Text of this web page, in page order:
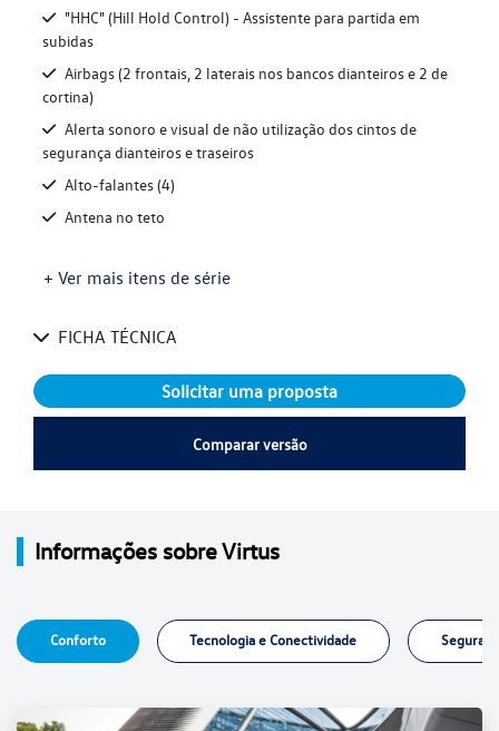
"HHC" (Hill Hold Control) - Assistente para partida em
subidas
Airbags (2 frontais, 2 laterais nos bancos dianteiros e 2 de
cortina)
Alerta sonoro e visual de não utilização dos cintos de
segurança dianteiros e traseiros
Alto-falantes (4)
Antena no teto
+ Ver mais itens de série
FICHA TÉCNICA
Solicitar uma proposta
Comparar versão
Informações sobre Virtus
Conforto Tecnologia e Conectividade